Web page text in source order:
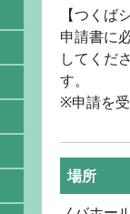
【つくば
申請書に
してくだ
す。
※申請を
場所